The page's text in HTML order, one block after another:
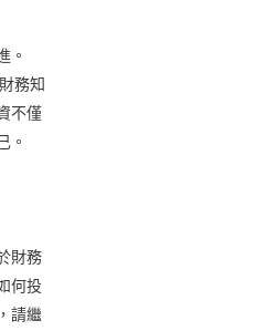
。
務知
不僅
。
財務
何投
請繼